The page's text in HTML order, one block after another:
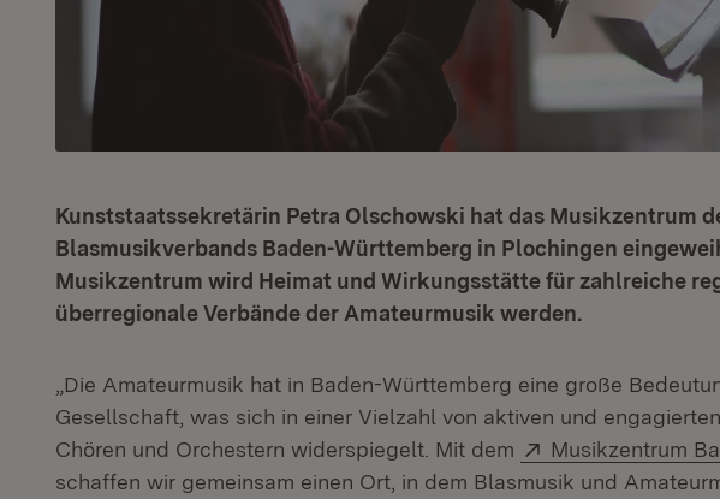
Kunststaatssekretärin Petra Olschowski hat das Musikzentrum
Blasmusikverbands Baden-Württemberg in Plochingen
Musikzentrum wird Heimat und Wirkungsstätte für zahlreiche
überregionale Verbände der Amateurmusik werden.
„Die Amateurmusik hat in Baden-Württemberg eine große
Gesellschaft, was sich in einer Vielzahl von aktiven und
Chören und Orchestern widerspiegelt. Mit dem
Extern:
Musikzentrum
schaffen wir gemeinsam einen Ort, in dem Blasmusik und